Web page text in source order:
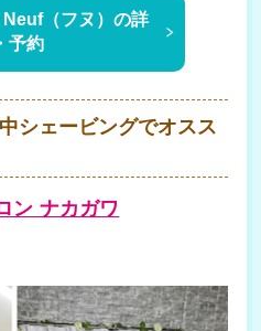
（フヌ）の詳
予約
シェービングでオスス
ン ナカガワ